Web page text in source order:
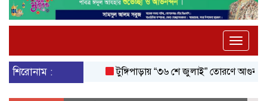
Toggle
শিরোনাম :
টুঙ্গিপাড়ায় “৩৬ শে জুলাই” তোরণে আগুন; ৭৫